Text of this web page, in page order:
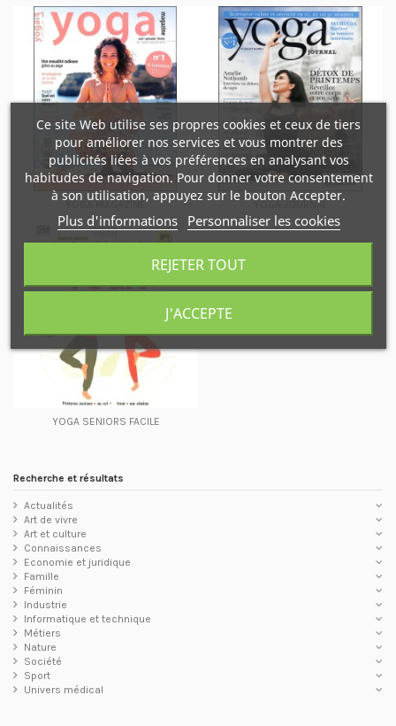
YOGA JOURNAL
YOGA SENIORS FACILE
Recherche et résultats
Actualités
Art de vivre
Art et culture
Connaissances
Economie et juridique
Famille
Féminin
Industrie
Informatique et technique
Métiers
Nature
Société
Sport
Univers médical
Ce site Web utilise ses propres cookies et ceux de tiers
pour améliorer nos services et vous montrer des
publicités liées à vos préférences en analysant vos
habitudes de navigation. Pour donner votre consentement
à son utilisation, appuyez sur le bouton Accepter.
Plus d'informations Personnaliser les cookies
REJETER TOUT
J'ACCEPTE